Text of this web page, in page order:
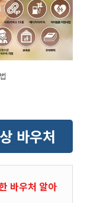
바우처
바우처 알아